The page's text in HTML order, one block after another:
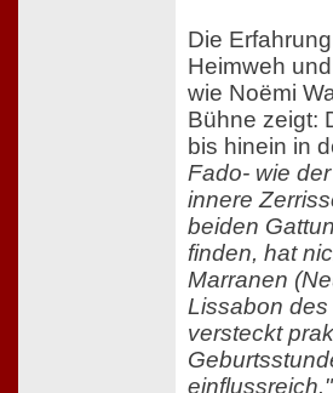
Die
Heimweh
wie Noëmi
Bühne zeigt:
bis hinein in
Fado- wie
innere
beiden
finden, hat
Marranen
Lissabon
versteckt
einflussreich."